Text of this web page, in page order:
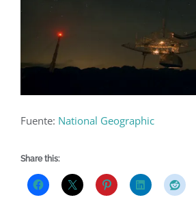
Fuente: National Geographic
Share this: